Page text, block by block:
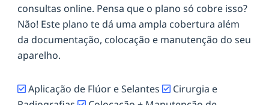
consultas online. Pensa que o plano só cobre isso?
Não! Este plano te dá uma ampla cobertura além
da documentação, colocação e manutenção do seu
aparelho.
Aplicação de Flúor e Selantes
Cirurgia e